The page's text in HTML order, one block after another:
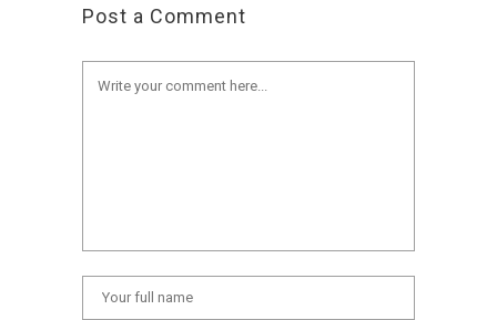
Post a Comment